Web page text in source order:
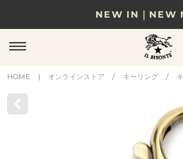
NEW IN｜NEW
8/17(月)10時まで｜税込
贈る相手やシーンから選べる
HOME | オンラインストア / キーリング /